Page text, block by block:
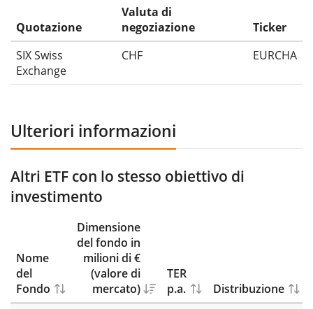
Quotazione
Valuta di
negoziazione
Ticker
SIX Swiss
Exchange
CHF EURCHA
Ulteriori informazioni
Altri ETF con lo stesso obiettivo di
investimento
Nome
del
Fondo
Dimensione
del fondo in
milioni di €
(valore di
mercato)
TER
p.a.
Distribuzione